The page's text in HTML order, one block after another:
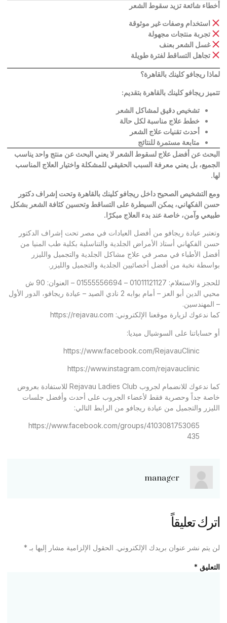
أخطاء شائعة تزيد سقوط الشعر
استخدام وصفات غير موثوقة
تجربة منتجات مجهولة
غسل الشعر بعنف
تجاهل التساقط لفترة طويلة
لماذا ريجافو كلينك بالقاهرة؟
تتميز ريجافو كلينك بالقاهرة بتقديم:
تشخيص دقيق لمشاكل الشعر
خطط علاج مناسبة لكل حالة
أحدث تقنيات علاج الشعر
متابعة مستمرة للنتائج
البحث عن أفضل علاج لسقوط الشعر لا يعني البحث عن منتج واحد يناسب
الجميع، بل يعني معرفة السبب الحقيقي للمشكلة واختيار العلاج المناسب
لها.
ومع التشخيص الصحيح داخل ريجافو كلينك بالقاهرة وتحت إشراف دكتور
حسن الفكهاني، يمكن السيطرة على التساقط وتحسين كثافة الشعر بشكل
طبيعي وآمن، خاصة عند بدء العلاج مبكرًا.
وتعتبر عيادة ريجافو من أفضل العيادات في مصر تحت إشراف الدكتور
حسن الفكهاني أستاذ الأمراض الجلدية والتناسلية بكلية طب المنيا من
أفضل الأطباء في مصر في علاج مشاكل الجلدية والتجميل والليزر
بواسطة نخبة من أفضل أخصائيين الجلدية والتجميل والليزر.
للحجز والاستعلام: 01011121127 – 01555556694 – العنوان: 90 ش
محيي الدين أبو العز – أمام بوابه 2 نادي الصيد – عيادة ريجافو، الدور الأول
– المهندسين.
كما ندعوك لزيارة موقعنا الإلكتروني: https://rejavau.com
أو حساباتنا على السوشيال ميديا:
https://www.facebook.com/RejavauClinic
https://www.instagram.com/rejavauclinic
كما ندعوك للانضمام لجروب Rejavau Ladies Club للاستفادة بعروض
خاصة جداً وحصرية فقط لأعضاء الجروب على أحدث وأفضل جلسات
الليزر والتجميل من عيادة ريجافو من الرابط التالي:
https://www.facebook.com/groups/4103081753065
435
manager
اترك تعليقاً
لن يتم نشر عنوان بريدك الإلكتروني. الحقول الإلزامية مشار إليها بـ *
التعليق *